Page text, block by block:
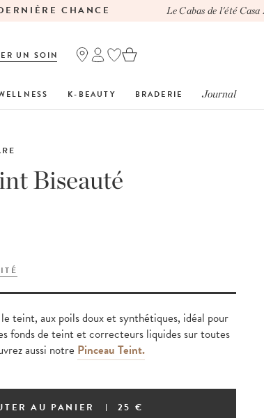
CHANCE Le Cabas de l'été Casa
UN SOIN
K-BEAUTY BRADERIE Journal
Biseauté
teint, aux poils doux et synthétiques, idéal pour
fonds de teint et correcteurs liquides sur toutes
aussi notre Pinceau Teint.
AU PANIER 25 €